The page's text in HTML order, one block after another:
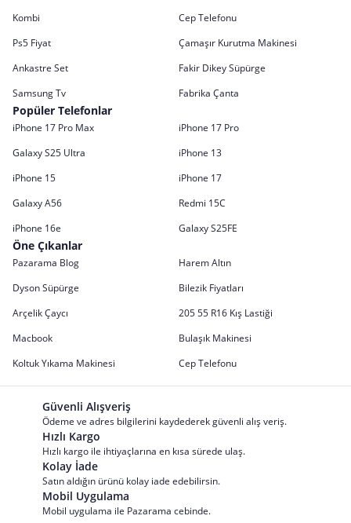
Kombi
Cep Telefonu
Ps5 Fiyat
Çamaşır Kurutma Makinesi
Ankastre Set
Fakir Dikey Süpürge
Samsung Tv
Fabrika Çanta
Popüler Telefonlar
iPhone 17 Pro Max
iPhone 17 Pro
Galaxy S25 Ultra
iPhone 13
iPhone 15
iPhone 17
Galaxy A56
Redmi 15C
iPhone 16e
Galaxy S25FE
Öne Çıkanlar
Pazarama Blog
Harem Altın
Dyson Süpürge
Bilezik Fiyatları
Arçelik Çaycı
205 55 R16 Kış Lastiği
Macbook
Bulaşık Makinesi
Koltuk Yıkama Makinesi
Cep Telefonu
Güvenli Alışveriş
Ödeme ve adres bilgilerini kaydederek güvenli alış veriş.
Hızlı Kargo
Hızlı kargo ile ihtiyaçlarına en kısa sürede ulaş.
Kolay İade
Satın aldığın ürünü kolay iade edebilirsin.
Mobil Uygulama
Mobil uygulama ile Pazarama cebinde.